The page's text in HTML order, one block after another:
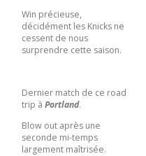
Win précieuse,
décidément les Knicks ne
cessent de nous
surprendre cette saison.
Dernier match de ce road
trip à Portland.
Blow out après une
seconde mi-temps
largement maîtrisée.